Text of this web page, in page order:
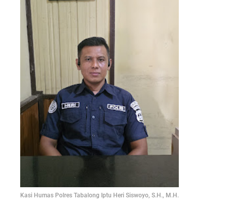
Kasi Humas Polres Tabalong Iptu Heri Siswoyo, S.H., M.H.